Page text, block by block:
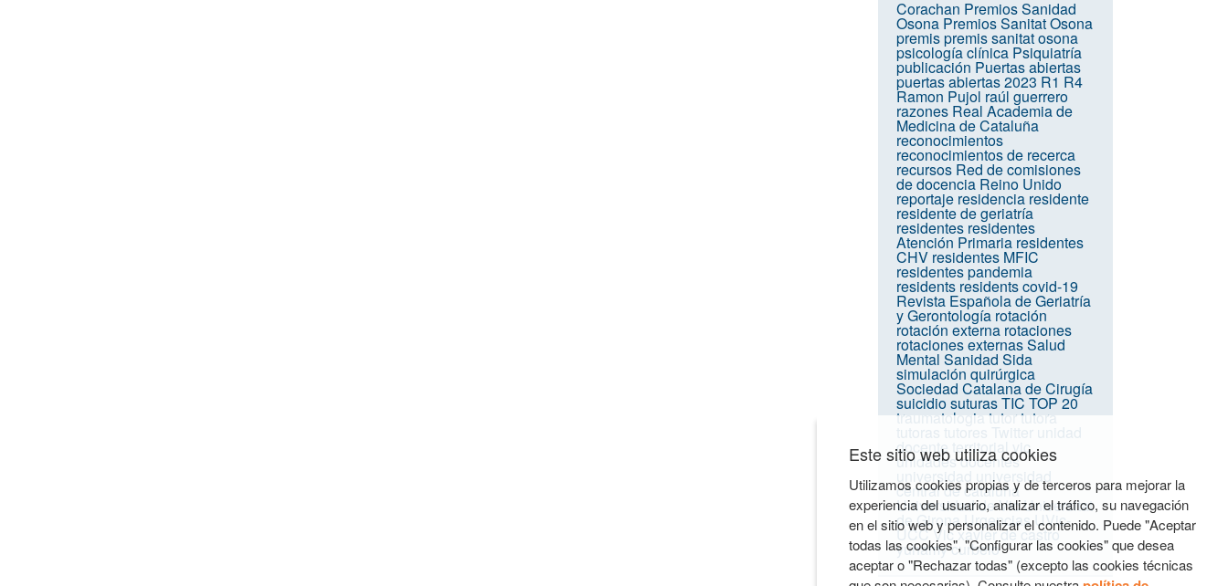
Corachan Premios Sanidad
Osona Premios Sanitat Osona
premispremis sanitat osona
psicología clínica Psiquiatría
publicación Puertas abiertas
puertas abiertas 2023 R1 R4
Ramon Pujol raúl guerrero
razones Real Academia de
Medicina de Cataluña
reconocimientos
reconocimientos de recerca
recursos Red de comisiones
de docencia Reino Unido
reportaje residencia residente
residente de geriatría
residentes residentes
Atención Primaria residentes
CHV residentes MFIC
residentes pandemia
residents residents covid-19
Revista Española de Geriatría
y Gerontología rotación
rotación externa rotaciones
rotaciones externasSalud
Mental Sanidad Sida
simulación quirúrgica
Sociedad Catalana de Cirugía
suicidiosuturasTIC TOP 20
traumatologia tutor tutora
docente territorial vic
unidades docentes
universidad universidad
central de cataluña
Universidad de VicUniversitat
de GironaUrgencias UVic-
UCC Vicxavier de castro
yuhamy curbelo
Este sitio web utiliza cookies
Utilizamos cookies propias y de terceros para mejorar la
experiencia del usuario, analizar el tráfico, su navegación
en el sitio web y personalizar el contenido. Puede "Aceptar
todas las cookies", "Configurar las cookies" que desea
aceptar o "Rechazar todas" (excepto las cookies técnicas